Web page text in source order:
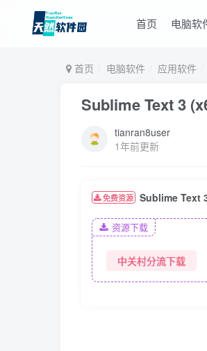
首页 电脑软
首页 电脑软件 应用软件
Sublime Text 3
tianran8user
1年前更新
免费资源 Sublime Text
资源下载
中关村分流下载